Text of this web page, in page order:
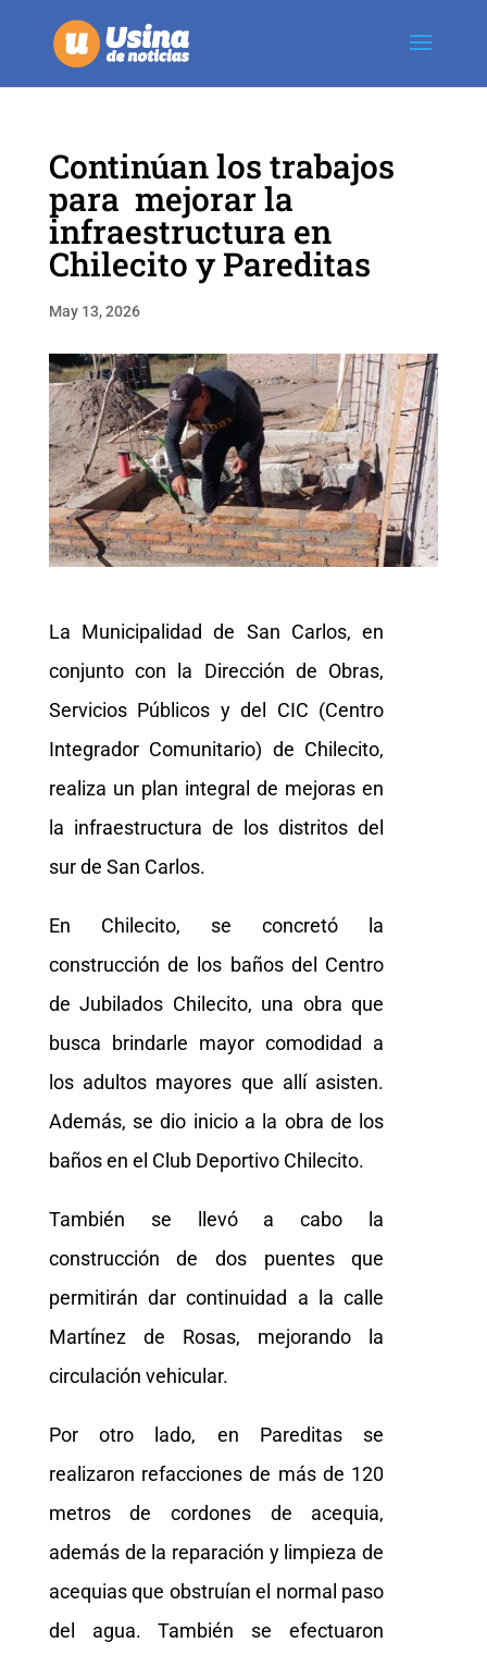
Continúan los trabajos
para mejorar la
infraestructura en
Chilecito y Pareditas
May 13, 2026
La Municipalidad de San Carlos, en
conjunto con la Dirección de Obras,
Servicios Públicos y del CIC (Centro
Integrador Comunitario) de Chilecito,
realiza un plan integral de mejoras en
la infraestructura de los distritos del
sur de San Carlos.
En Chilecito, se concretó la
construcción de los baños del Centro
de Jubilados Chilecito, una obra que
busca brindarle mayor comodidad a
los adultos mayores que allí asisten.
Además, se dio inicio a la obra de los
baños en el Club Deportivo Chilecito.
También se llevó a cabo la
construcción de dos puentes que
permitirán dar continuidad a la calle
Martínez de Rosas, mejorando la
circulación vehicular.
Por otro lado, en Pareditas se
realizaron refacciones de más de 120
metros de cordones de acequia,
además de la reparación y limpieza de
acequias que obstruían el normal paso
del agua. También se efectuaron